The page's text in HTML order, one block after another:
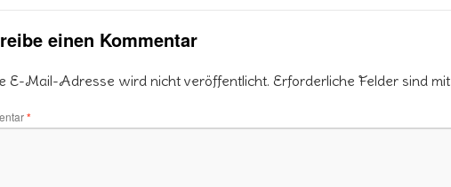
einen Kommentar
E-Mail-Adresse wird nicht veröffentlicht. Erforderliche Felder sind mit
*